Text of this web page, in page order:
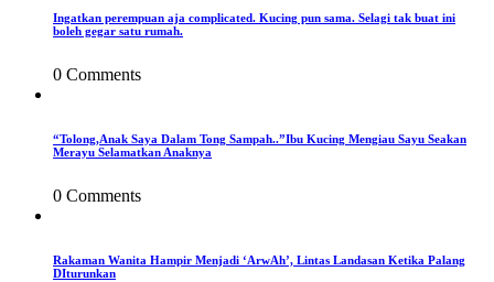
Ingatkan perempuan aja complicated. Kucing pun sama. Selagi tak buat ini
boleh gegar satu rumah.
0 Comments
“Tolong,Anak Saya Dalam Tong Sampah..”Ibu Kucing Mengiau Sayu Seakan
Merayu Selamatkan Anaknya
0 Comments
Rakaman Wanita Hampir Menjadi ‘ArwAh’, Lintas Landasan Ketika Palang
DIturunkan